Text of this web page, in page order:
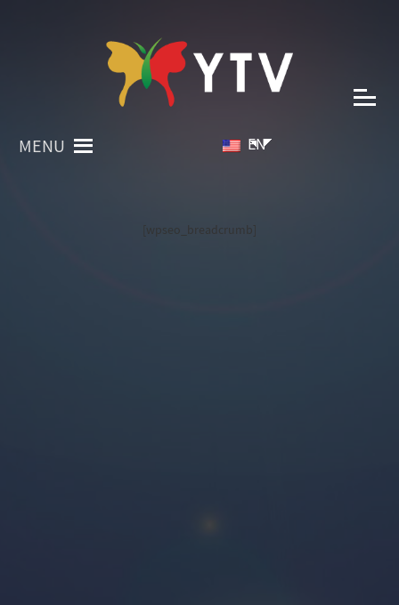
MENU EN
[wpseo_breadcrumb]